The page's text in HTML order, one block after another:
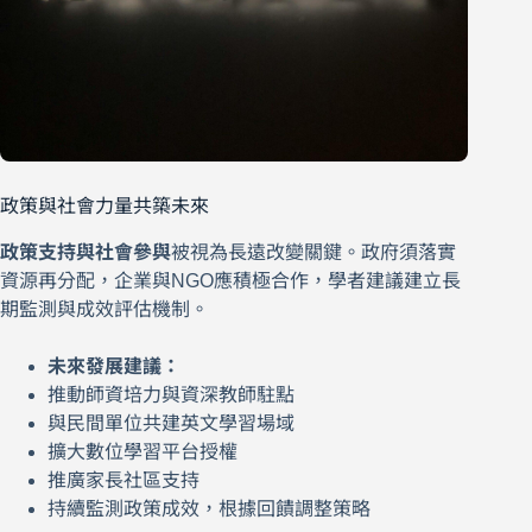
政策與社會力量共築未來
政策支持與社會參與被視為長遠改變關鍵。政府須落實
資源再分配，企業與NGO應積極合作，學者建議建立長
期監測與成效評估機制。
未來發展建議：
推動師資培力與資深教師駐點
與民間單位共建英文學習場域
擴大數位學習平台授權
推廣家長社區支持
持續監測政策成效，根據回饋調整策略